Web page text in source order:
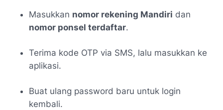
Masukkan nomor rekening Mandiri dan
nomor ponsel terdaftar.
Terima kode OTP via SMS, lalu masukkan ke
aplikasi.
Buat ulang password baru untuk login
kembali.